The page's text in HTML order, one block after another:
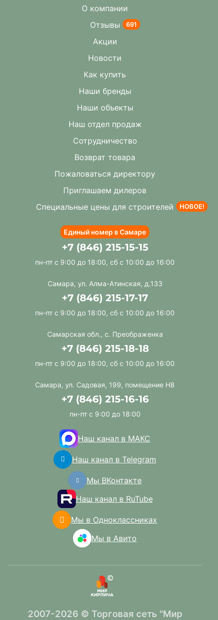
О компании
Отзывы
691
Акции
Новости
Как купить
Наши бренды
Наши объекты
Наш отдел продаж
Сотрудничество
Возврат товара
Пожаловаться директору
Приглашаем дилеров
Специальные цены для строителей
НОВОЕ!
Единый номер в Самаре
+7 (846) 215-15-15
пн-пт с 9:00 до 18:00, сб с 10:00 до 16:00
Самара, ул. Алма-Атинская, д.133
+7 (846) 215-17-17
пн-пт с 9:00 до 18:00, сб с 10:00 до 16:00
Самарская обл., с. Преображенка
+7 (846) 215-18-18
пн-пт с 9:00 до 18:00, сб с 10:00 до 16:00
Самара, ул. Садовая, 199, помещение Н8
+7 (846) 215-16-16
пн-пт с 9:00 до 18:00
Наш канал в МАКС
Наш канал в Telegram
Мы ВКонтакте
Наш канал в RuTube
Мы в Одноклассниках
Мы в Авито
2007-2026 © Торговая сеть "Мир